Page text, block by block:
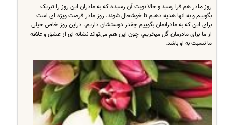
روز مادر هم فرا رسید و حالا نوبت آن رسیده که به مادران این روز را تبریک
بگوییم و به انها هدیه دهیم تا خوشحال شوند. روز مادر فرصت ویژه ای است
برای این که به مادرانمان بگوییم چقدر دوستشان داریم. دراین روز خاص خیلی
از ما برای مادرمان گل میخریم، چون این هم می‌تواند نشانه ای از عشق و علاقه
ما نسبت به او باشد.